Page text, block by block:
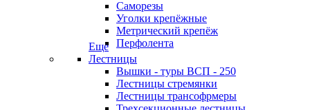
Саморезы
Уголки крепёжные
Метрический крепёж
Перфолента
Еще
Лестницы
Вышки - туры ВСП - 250
Лестницы стремянки
Лестницы трансофрмеры